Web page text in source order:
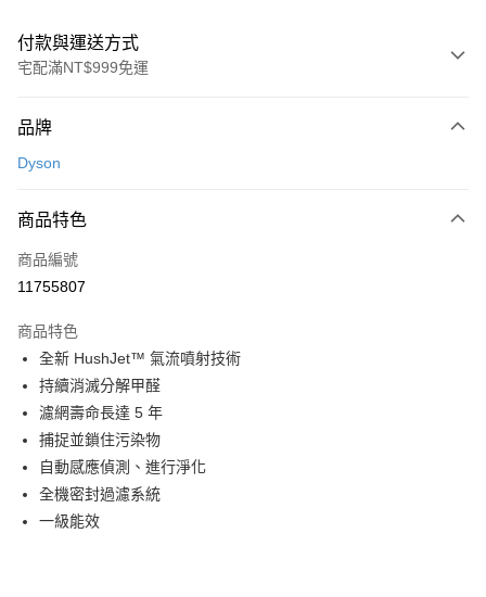
付款與運送方式
宅配滿NT$999免運
信用卡一次付款
3 期 0 利率 每期
合作金庫商業銀行
上海商業儲蓄銀行
臺灣中小企業銀行
匯豐（台灣）商業銀行
聯邦商業銀行
元大商業銀行
玉山商業銀行
台灣樂天信用卡公司
合作金庫商業銀行
上海商業儲蓄銀行
國泰世華商業銀行
匯豐（台灣）商業銀行
聯邦商業銀行
元大商業銀行
玉山商業銀行
台新國際商業銀行
即享券
LINE Pay
Apple Pay
街口支付
Google Pay
ATM付款
品牌
Dyson
商品特色
商品編號
11755807
商品特色
全新 HushJet™ 氣流噴射技術
持續消滅分解甲醛
濾網壽命長達 5 年
捕捉並鎖住污染物
自動感應偵測、進行淨化
全機密封過濾系統
一級能效